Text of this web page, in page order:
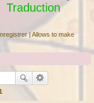
Traduction
| Allows to make